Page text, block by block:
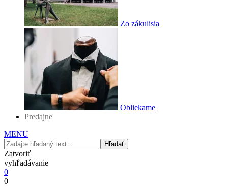
Zo zákulisia
Obliekame
Predajne
MENU
Hľadať
Zatvoriť
vyhľadávanie
0
0